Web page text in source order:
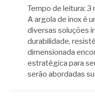
Tempo de leitura: 3
A argola de inox é
diversas soluções
durabilidade,
dimensionada
estratégica para
serão abordadas